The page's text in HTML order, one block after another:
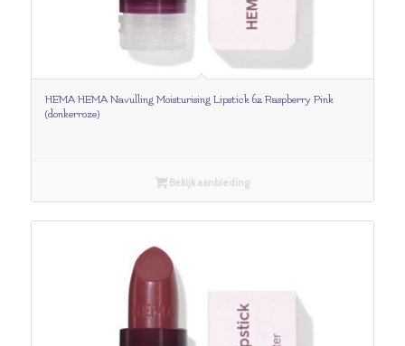
HEMA HEMA Navulling Moisturising Lipstick 62 Raspberry Pink
(donkerroze)
Bekijk aanbieding